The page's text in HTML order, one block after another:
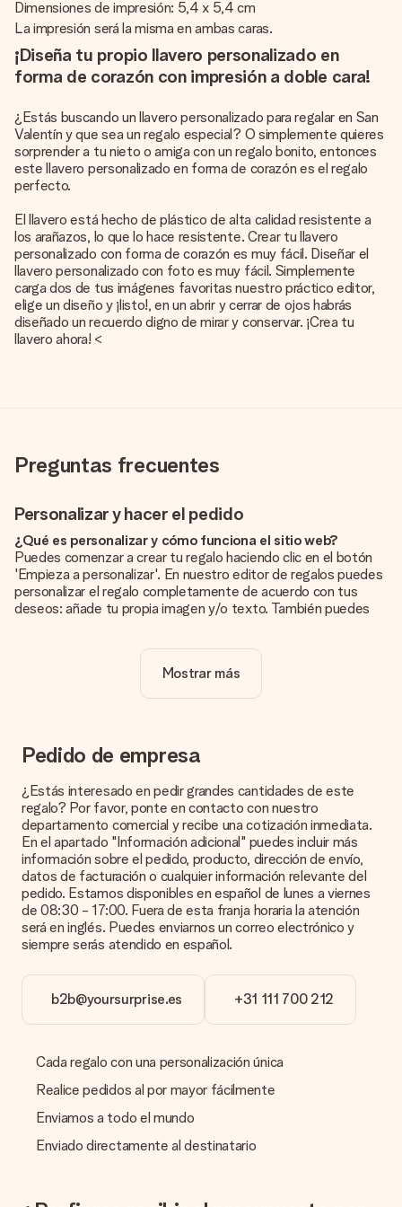
Dimensiones de impresión: 5,4 x 5,4 cm
La impresión será la misma en ambas caras.
¡Diseña tu propio llavero personalizado en
forma de corazón con impresión a doble cara!
¿Estás buscando un llavero personalizado para regalar en San
Valentín y que sea un regalo especial? O simplemente quieres
sorprender a tu nieto o amiga con un regalo bonito, entonces
este llavero personalizado en forma de corazón es el regalo
perfecto.
El llavero está hecho de plástico de alta calidad resistente a
los arañazos, lo que lo hace resistente. Crear tu llavero
personalizado con forma de corazón es muy fácil. Diseñar el
llavero personalizado con foto es muy fácil. Simplemente
carga dos de tus imágenes favoritas nuestro práctico editor,
elige un diseño y ¡listo!, en un abrir y cerrar de ojos habrás
diseñado un recuerdo digno de mirar y conservar. ¡Crea tu
llavero ahora! <
Preguntas frecuentes
Personalizar y hacer el pedido
¿Qué es personalizar y cómo funciona el sitio web?
Puedes comenzar a crear tu regalo haciendo clic en el botón
'Empieza a personalizar'. En nuestro editor de regalos puedes
personalizar el regalo completamente de acuerdo con tus
deseos: añade tu propia imagen y/o texto. También puedes
¿La personalización está incluida en el precio?
El precio que se muestra en el sitio web incluye la
¿Cómo puedo saber si mi imagen tiene la calidad
adecuada?
satisfecho con tu regalo. Por eso es importante utilizar fotos
de alta calidad. Si no estás seguro de la calidad de la imagen,
ponte en contacto con nuestro equipo de atención al cliente e
incluye la foto junto con el regalo que te interesa encargar.
Ellos podrán comprobar la calidad por ti.
¿Qué formatos puedo cargar?
Puedes carga archivos JPG y PNG en nuestro editor. ¿Es
esto demasiado técnico o tienes una imagen de un formato
diferente que te gustaría usar? Ponte en contacto con
encantados de ayudarte para que puedas crear el regalo que
deseas!
disponible?
¿Estás buscando un regalo específico o un regalo en un color
específico, pero no aparece en el sitio web? Ponte en
contacto con nuestro equipo de servicio al cliente; ¡Nos
encantará ayudarte!
¿Cómo agrego una tarjeta de regalo a mi obsequio? /
Mostrar más
Pedido de empresa
¿Estás interesado en pedir grandes cantidades de este
regalo? Por favor, ponte en contacto con nuestro
departamento comercial y recibe una cotización inmediata.
En el apartado "Información adicional" puedes incluir más
información sobre el pedido, producto, dirección de envío,
datos de facturación o cualquier información relevante del
pedido. Estamos disponibles en español de lunes a viernes
de 08:30 - 17:00. Fuera de esta franja horaria la atención
será en inglés. Puedes enviarnos un correo electrónico y
siempre serás atendido en español.
b2b@yoursurprise.es +31 111 700 212
Cada regalo con una personalización única
Realice pedidos al por mayor fácilmente
Enviamos a todo el mundo
Enviado directamente al destinatario